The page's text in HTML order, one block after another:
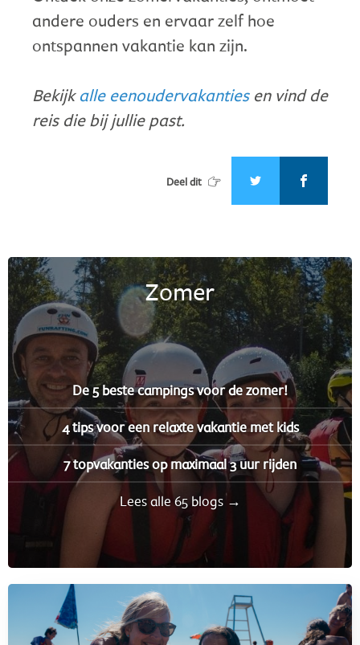
andere ouders en ervaar zelf hoe
ontspannen vakantie kan zijn.
Bekijkalle eenoudervakantiesen vind de
reis die bij jullie past.
Deel dit
Zomer
De 5 beste campings voor de zomer!
4 tips voor een relaxte vakantie met kids
7 topvakanties op maximaal 3 uur rijden
Lees alle 65 blogs →